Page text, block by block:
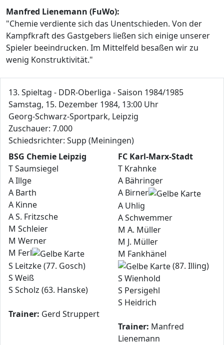
Manfred Lienemann (FuWo):
"Chemie verdiente sich das Unentschieden. Von der
Kampfkraft des Gastgebers ließen sich einige unserer
Spieler beeindrucken. Im Mittelfeld besaßen wir zu
wenig Konstruktivität."
13. Spieltag - DDR-Oberliga - Saison 1984/1985
Samstag, 15. Dezember 1984, 13:00 Uhr
Georg-Schwarz-Sportpark, Leipzig
Zuschauer: 7.000
Schiedsrichter: Supp (Meiningen)
BSG Chemie Leipzig
T Saumsiegel
A Illge
A Barth
A Kinne
A S. Fritzsche
M Schleier
M Werner
M Ferl
S Leitzke (77. Gosch)
S Weiß
S Scholz (63. Hanske)
Trainer: Gerd Struppert
FC Karl-Marx-Stadt
T Krahnke
A Bähringer
A Birner
A Uhlig
A Schwemmer
M A. Müller
M J. Müller
M Fankhänel
(87. Illing)
S Wienhold
S Persigehl
S Heidrich
Trainer: Manfred
Lienemann